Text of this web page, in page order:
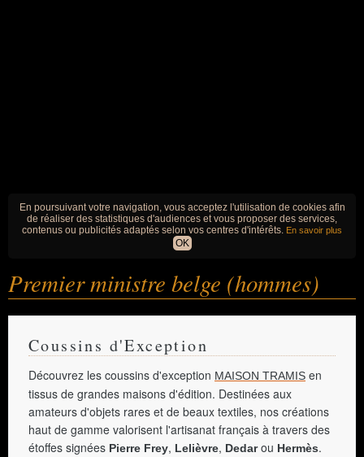
En poursuivant votre navigation, vous acceptez l'utilisation de cookies afin
de réaliser des statistiques d'audiences et vous proposer des services,
contenus ou publicités adaptés selon vos centres d'intérêts. En savoir plus
OK
Premier ministre belge (hommes)
Coussins d'Exception
Découvrez les coussins d'exception MAISON TRAMIS en
tissus de grandes maisons d'édition. Destinées aux
amateurs d'objets rares et de beaux textiles, nos créations
haut de gamme valorisent l'artisanat français à travers des
étoffes signées Pierre Frey, Lelièvre, Dedarou Hermès.